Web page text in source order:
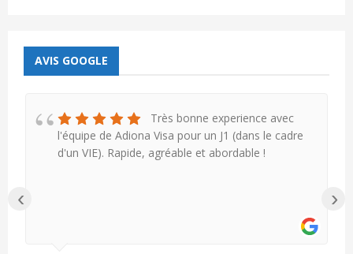
AVIS GOOGLE
Très bonne experience avec
l'équipe de Adiona Visa pour un J1 (dans le cadre
d'un VIE). Rapide, agréable et abordable !
‹ ›